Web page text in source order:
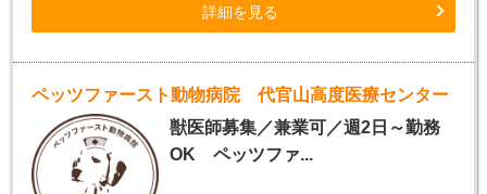
詳細を見る
ペッツファースト動物病院 代官山高度医療センター
獣医師募集／兼業可／週2日～勤務
OK ペッツファ...